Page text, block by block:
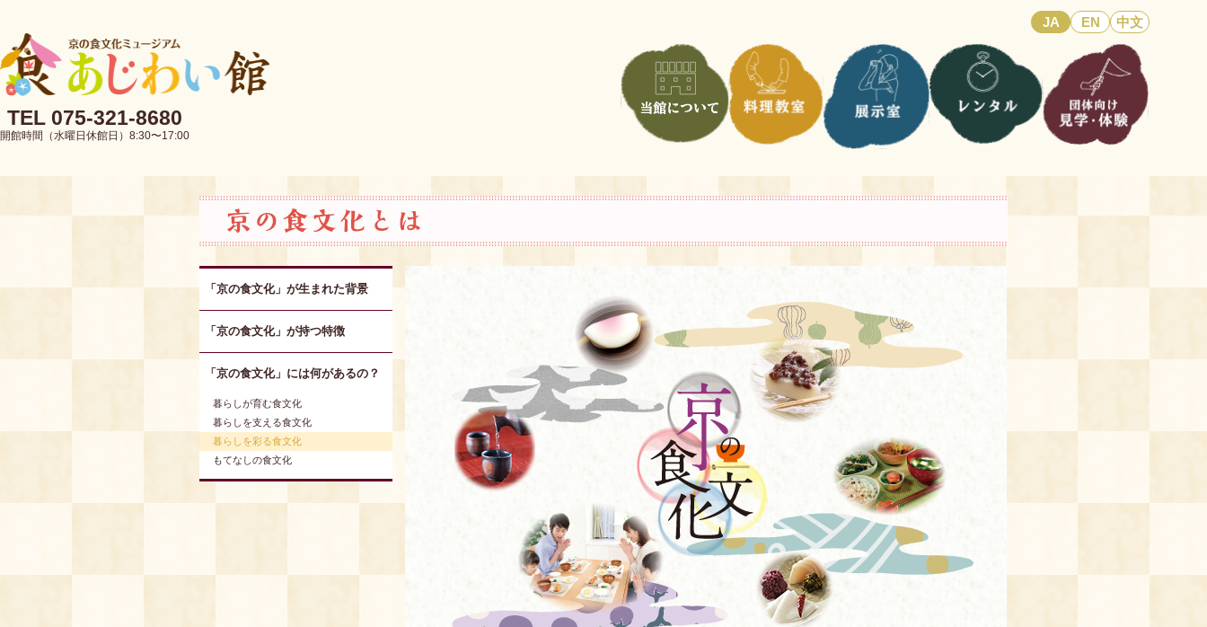
JA EN 中文
TEL 075-321-8680
開館時間（水曜日休館日）8:30〜17:00
「京の食文化」が生まれた背景
「京の食文化」が持つ特徴
「京の食文化」には何があるの？
暮らしが育む食文化
暮らしを支える食文化
暮らしを彩る食文化
もてなしの食文化